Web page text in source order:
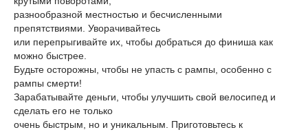
разнообразной местностью и бесчисленными
препятствиями. Уворачивайтесь
или перепрыгивайте их, чтобы добраться до финиша как
можно быстрее.
Будьте осторожны, чтобы не упасть с рампы, особенно с
рампы смерти!
Зарабатывайте деньги, чтобы улучшить свой велосипед и
сделать его не только
очень быстрым, но и уникальным. Приготовьтесь к